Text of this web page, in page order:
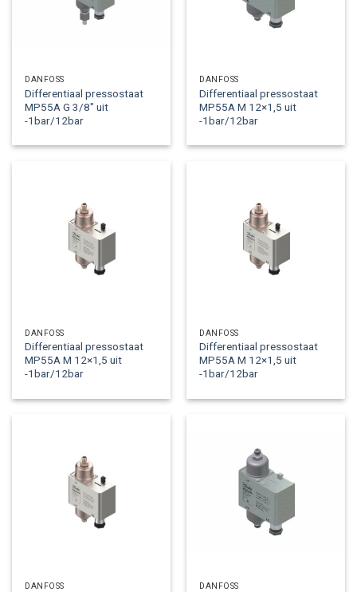
DANFOSS
Differentiaal pressostaat
MP55A G 3/8″ uit
-1bar/12bar
DANFOSS
Differentiaal pressostaat
MP55A M 12×1,5 uit
-1bar/12bar
DANFOSS
Differentiaal pressostaat
MP55A M 12×1,5 uit
-1bar/12bar
DANFOSS
Differentiaal pressostaat
MP55A M 12×1,5 uit
-1bar/12bar
DANFOSS DANFOSS